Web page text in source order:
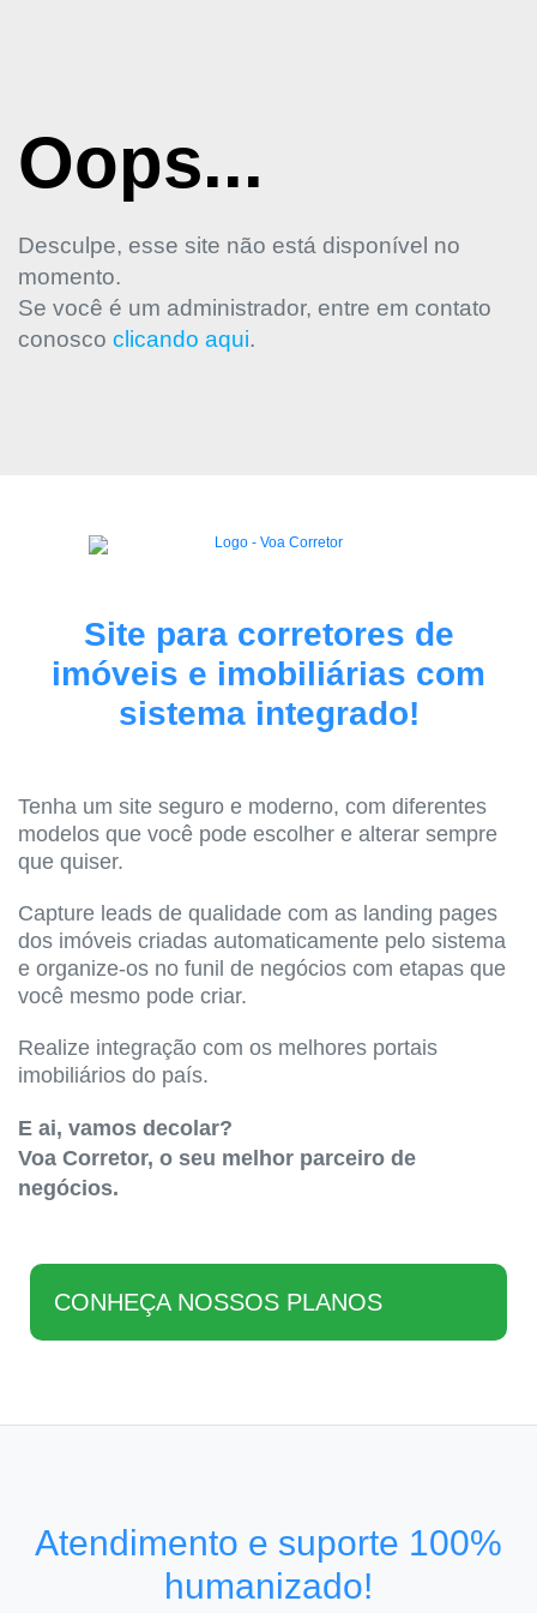
Oops...
Desculpe, esse site não está disponível no
momento.
Se você é um administrador, entre em contato
conosco clicando aqui.
Site para corretores de
imóveis e imobiliárias com
sistema integrado!
Tenha um site seguro e moderno, com diferentes
modelos que você pode escolher e alterar sempre
que quiser.
Capture leads de qualidade com as landing pages
dos imóveis criadas automaticamente pelo sistema
e organize-os no funil de negócios com etapas que
você mesmo pode criar.
Realize integração com os melhores portais
imobiliários do país.
E ai, vamos decolar?
Voa Corretor, o seu melhor parceiro de
negócios.
CONHEÇA NOSSOS PLANOS
Atendimento e suporte 100%
humanizado!